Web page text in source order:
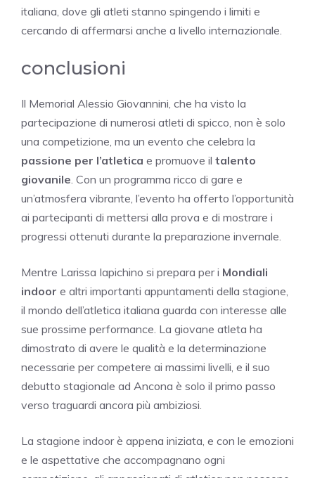
italiana, dove gli atleti stanno spingendo i limiti e
cercando di affermarsi anche a livello internazionale.
conclusioni
Il Memorial Alessio Giovannini, che ha visto la
partecipazione di numerosi atleti di spicco, non è solo
una competizione, ma un evento che celebra la
passione per l’atletica e promuove il talento
giovanile . Con un programma ricco di gare e
un’atmosfera vibrante, l’evento ha offerto l’opportunità
ai partecipanti di mettersi alla prova e di mostrare i
progressi ottenuti durante la preparazione invernale.
Mentre Larissa Iapichino si prepara per i Mondiali
indoor e altri importanti appuntamenti della stagione,
il mondo dell’atletica italiana guarda con interesse alle
sue prossime performance. La giovane atleta ha
dimostrato di avere le qualità e la determinazione
necessarie per competere ai massimi livelli, e il suo
debutto stagionale ad Ancona è solo il primo passo
verso traguardi ancora più ambiziosi.
La stagione indoor è appena iniziata, e con le emozioni
e le aspettative che accompagnano ogni